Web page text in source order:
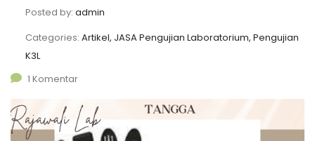
Posted by: admin
Categories: Artikel, JASA Pengujian Laboratorium, Pengujian
K3L
1 Komentar